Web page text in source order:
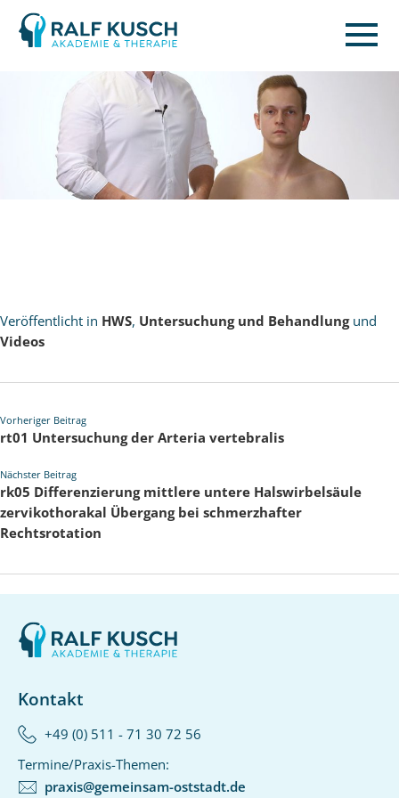
Ralf
Kusch
Veröffentlicht in HWS, Untersuchung und Behandlungund
Videos
Vorheriger Beitrag
rt01 Untersuchung der Arteria vertebralis
Nächster Beitrag
rk05 Differenzierung mittlere untere Halswirbelsäule
zervikothorakal Übergang bei schmerzhafter
Rechtsrotation
Kontakt
+49 (0) 511 - 71 30 72 56‬
Termine/Praxis-Themen:
praxis@gemeinsam-oststadt.de